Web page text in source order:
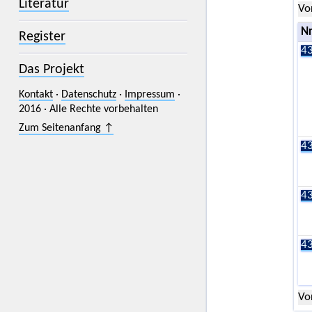
Literatur
Register
Das Projekt
Kontakt· Datenschutz· Impressum ·
2016 · Alle Rechte vorbehalten
Zum Seitenanfang ↑